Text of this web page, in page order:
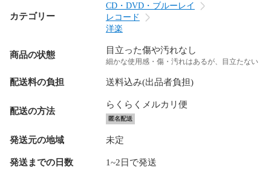
カテゴリー
CD・DVD・ブルーレイ
レコード
洋楽
商品の状態 目立った傷や汚れなし
細かな使用感・傷・汚れはあるが、目立たない
配送料の負担 送料込み(出品者負担)
配送の方法
らくらくメルカリ便
匿名配送
発送元の地域 未定
発送までの日数 1~2日で発送